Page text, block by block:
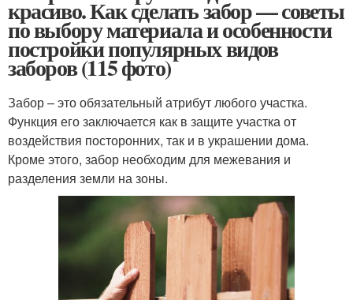
красиво. Как сделать забор — советы
по выбору материала и особенности
постройки популярных видов
заборов (115 фото)
Забор – это обязательный атрибут любого участка.
Функция его заключается как в защите участка от
воздействия посторонних, так и в украшении дома.
Кроме этого, забор необходим для межевания и
разделения земли на зоны.